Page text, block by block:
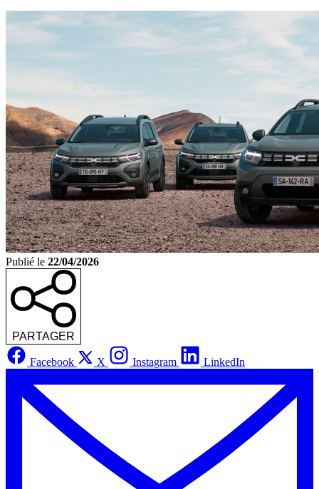
Publié le 22/04/2026
PARTAGER
Facebook X Instagram LinkedIn